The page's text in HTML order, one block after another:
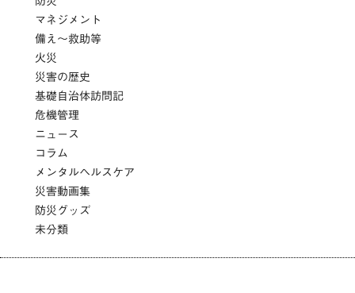
マネジメント
備え～救助等
火災
災害の歴史
基礎自治体訪問記
危機管理
ニュース
コラム
メンタルヘルスケア
災害動画集
防災グッズ
未分類